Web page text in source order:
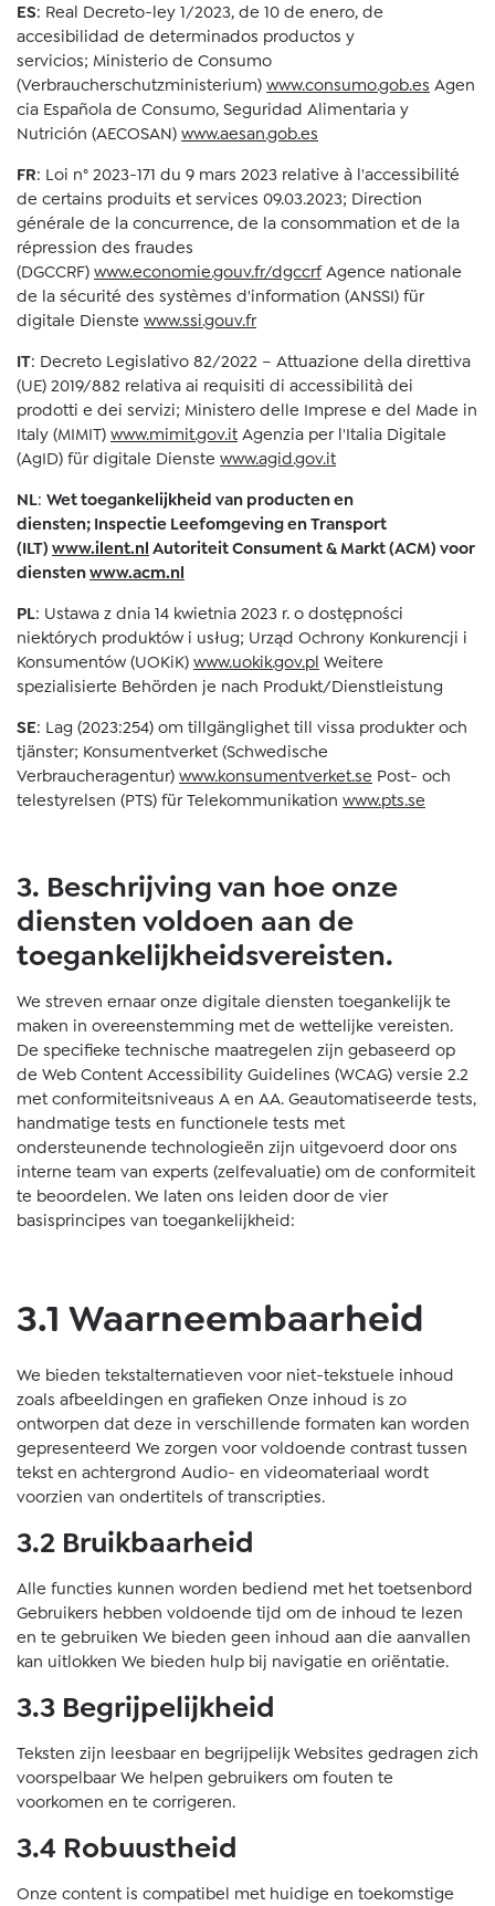
ES: Real Decreto-ley 1/2023, de 10 de enero, de
accesibilidad de determinados productos y
servicios; Ministerio de Consumo
(Verbraucherschutzministerium) www.consumo.gob.es Agen
cia Española de Consumo, Seguridad Alimentaria y
Nutrición (AECOSAN) www.aesan.gob.es
FR: Loi n° 2023-171 du 9 mars 2023 relative à l'accessibilité
de certains produits et services 09.03.2023; Direction
générale de la concurrence, de la consommation et de la
répression des fraudes
(DGCCRF) www.economie.gouv.fr/dgccrfAgence nationale
de la sécurité des systèmes d'information (ANSSI) für
digitale Dienste www.ssi.gouv.fr
IT: Decreto Legislativo 82/2022 – Attuazione della direttiva
(UE) 2019/882 relativa ai requisiti di accessibilità dei
prodotti e dei servizi; Ministero delle Imprese e del Made in
Italy (MIMIT) www.mimit.gov.itAgenzia per l'Italia Digitale
(AgID) für digitale Dienste www.agid.gov.it
NL: Wet toegankelijkheid van producten en
diensten; Inspectie Leefomgeving en Transport
(ILT) www.ilent.nl Autoriteit Consument & Markt (ACM) voor
dienstenwww.acm.nl
PL: Ustawa z dnia 14 kwietnia 2023 r. o dostępności
niektórych produktów i usług; Urząd Ochrony Konkurencji i
Konsumentów (UOKiK) www.uokik.gov.pl Weitere
spezialisierte Behörden je nach Produkt/Dienstleistung
SE: Lag (2023:254) om tillgänglighet till vissa produkter och
tjänster; Konsumentverket (Schwedische
Verbraucheragentur) www.konsumentverket.se Post- och
telestyrelsen (PTS) für Telekommunikation www.pts.se
3. Beschrijving van hoe onze
diensten voldoen aan de
toegankelijkheidsvereisten.
We streven ernaar onze digitale diensten toegankelijk te
maken in overeenstemming met de wettelijke vereisten.
De specifieke technische maatregelen zijn gebaseerd op
de Web Content Accessibility Guidelines (WCAG) versie 2.2
met conformiteitsniveaus A en AA. Geautomatiseerde tests,
handmatige tests en functionele tests met
ondersteunende technologieën zijn uitgevoerd door ons
interne team van experts (zelfevaluatie) om de conformiteit
te beoordelen. We laten ons leiden door de vier
basisprincipes van toegankelijkheid:
3.1 Waarneembaarheid
We bieden tekstalternatieven voor niet-tekstuele inhoud
zoals afbeeldingen en grafieken Onze inhoud is zo
ontworpen dat deze in verschillende formaten kan worden
gepresenteerd We zorgen voor voldoende contrast tussen
tekst en achtergrond Audio- en videomateriaal wordt
voorzien van ondertitels of transcripties.
3.2 Bruikbaarheid
Alle functies kunnen worden bediend met het toetsenbord
Gebruikers hebben voldoende tijd om de inhoud te lezen
en te gebruiken We bieden geen inhoud aan die aanvallen
kan uitlokken We bieden hulp bij navigatie en oriëntatie.
3.3 Begrijpelijkheid
Teksten zijn leesbaar en begrijpelijk Websites gedragen zich
voorspelbaar We helpen gebruikers om fouten te
voorkomen en te corrigeren.
3.4 Robuustheid
Onze content is compatibel met huidige en toekomstige